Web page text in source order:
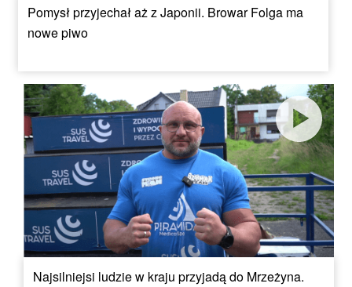
Pomysł przyjechał aż z Japonii. Browar Folga ma
nowe piwo
Najsilniejsi ludzie w kraju przyjadą do Mrzeżyna.